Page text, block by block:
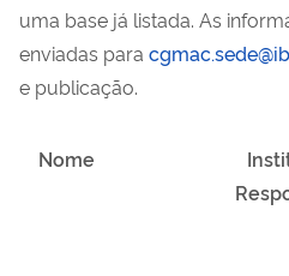
uma base já listada. As
enviadas para
e publicação.
Nome